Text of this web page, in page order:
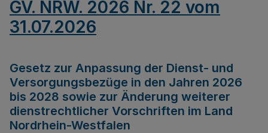
GV. NRW. 2026 Nr. 22 vom
31.07.2026
Gesetz zur Anpassung der Dienst- und
Versorgungsbezüge in den Jahren 2026
bis 2028 sowie zur Änderung weiterer
dienstrechtlicher Vorschriften im Land
Nordrhein-Westfalen